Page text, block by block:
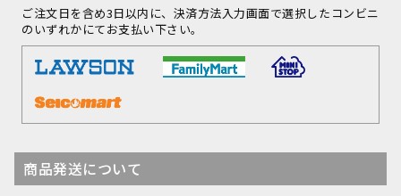
ご注文日を含め3日以内に、決済方法入力画面で選択したコンビニ
のいずれかにてお支払い下さい。
商品発送について